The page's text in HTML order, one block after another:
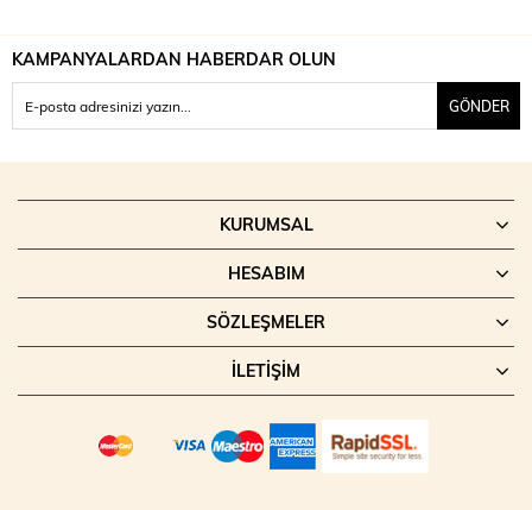
KAMPANYALARDAN HABERDAR OLUN
GÖNDER
KURUMSAL
HESABIM
SÖZLEŞMELER
İLETIŞIM